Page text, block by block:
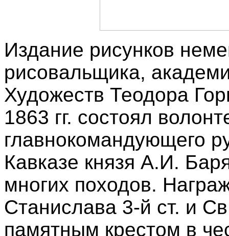
Издание рисунков
рисовальщика,
Художеств Теодора
1863 гг. состоял
главнокомандующего
Кавказе князя А.И.
многих походов.
Станислава 3-й ст. и
памятным крестом в